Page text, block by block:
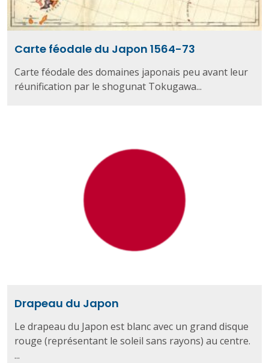
Carte féodale du Japon 1564-73
Carte féodale des domaines japonais peu avant leur
réunification par le shogunat Tokugawa...
Drapeau du Japon
Le drapeau du Japon est blanc avec un grand disque
rouge (représentant le soleil sans rayons) au centre.
...